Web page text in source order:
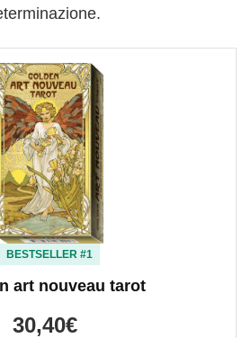
BESTSELLER #1
art nouveau tarot
30,40€